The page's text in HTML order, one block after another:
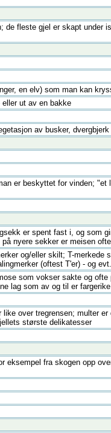
de fleste gjel er skapt under
en elv) som man kan
ut av en bakke
av busker,
er beskyttet for vinden;
er spent fast i, og som
nyere sekker er meisen
og/eller skilt; T-merkede
(oftest T'er) - og
som vokser sakte og
lag som av og til er fargerike
over tregrensen; multer
største delikatesser
eksempel fra skogen opp